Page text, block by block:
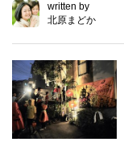
written by
北原まどか